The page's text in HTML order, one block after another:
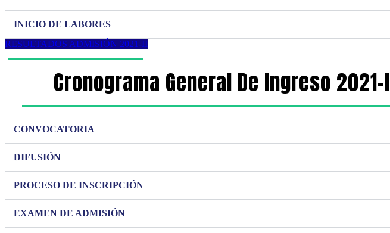
INICIO DE LABORES
RESULTADOS ADMISIÓN 2021-II
Cronograma General De Ingreso 2021-I
CONVOCATORIA
DIFUSIÓN
PROCESO DE INSCRIPCIÓN
EXAMEN DE ADMISIÓN